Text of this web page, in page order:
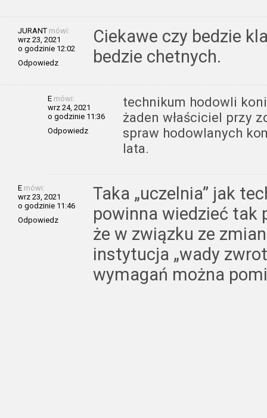
JURANT mówi:
wrz 23, 2021
o godzinie 12:02
Odpowiedz
Ciekawe czy bedzie
bedzie chetnych.
E mówi:
wrz 24, 2021
o godzinie 11:36
Odpowiedz
technikum hodowli
żaden właściciel przy
spraw hodowlanych
lata.
E mówi:
wrz 23, 2021
o godzinie 11:46
Odpowiedz
Taka „uczelnia” jak
powinna wiedzieć tak
że w związku ze
instytucja „wady
wymagań można